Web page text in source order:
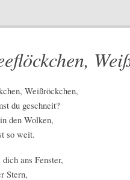
Weißröckchen,
du geschneit?
den Wolken,
so weit.
ans Fenster,
Stern,